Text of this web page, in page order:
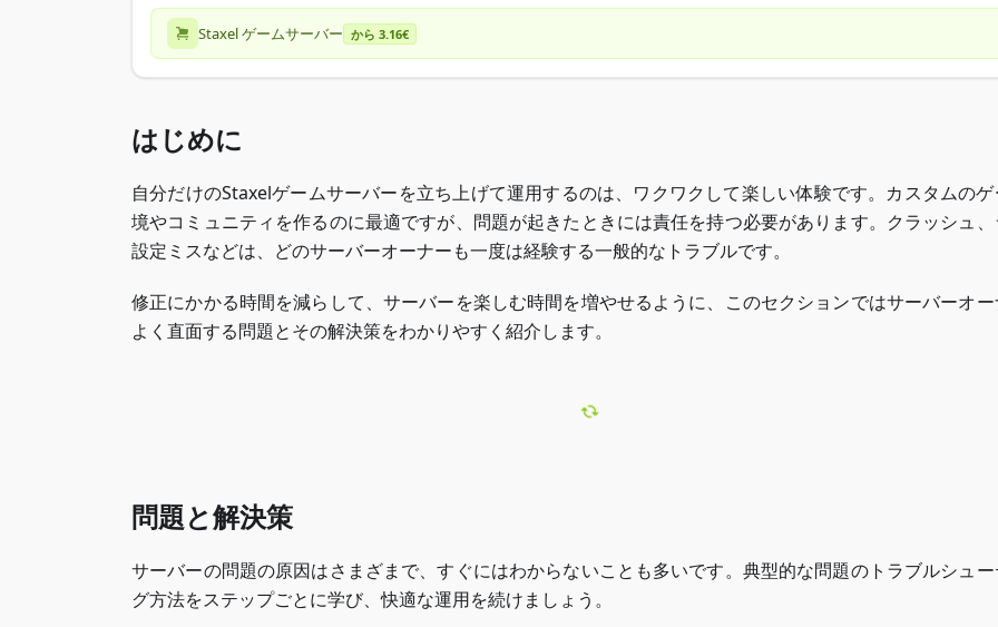
Staxel ゲームサーバー から 3.16€
はじめに
自分だけのStaxelゲームサーバーを立ち上げて運用するのは、ワクワクして楽しい体験です。カスタムの
境やコミュニティを作るのに最適ですが、問題が起きたときには責任を持つ必要があります。クラッシュ、
設定ミスなどは、どのサーバーオーナーも一度は経験する一般的なトラブルです。
修正にかかる時間を減らして、サーバーを楽しむ時間を増やせるように、このセクションではサーバーオ
よく直面する問題とその解決策をわかりやすく紹介します。
問題と解決策
サーバーの問題の原因はさまざまで、すぐにはわからないことも多いです。典型的な問題のトラブルシュ
グ方法をステップごとに学び、快適な運用を続けましょう。